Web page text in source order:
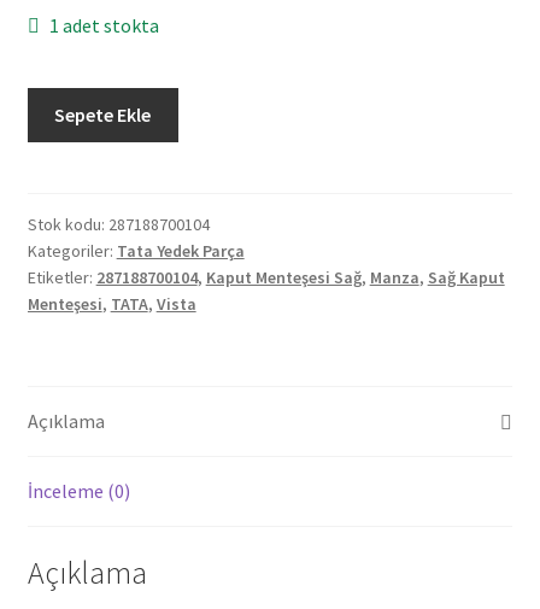
1 adet stokta
Kaput
Menteşesi
Sağ
287188700104
Sepete Ekle
Stok kodu: 287188700104
Kategoriler: Tata Yedek Parça
Etiketler: 287188700104, Kaput Menteşesi Sağ, Manza, Sağ Kaput
Menteşesi, TATA, Vista
Açıklama
İnceleme (0)
Açıklama